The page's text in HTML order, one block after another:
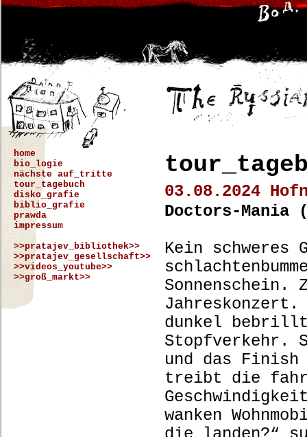
home
bio_logie
nächste auf_tritte
tour_tagebuch
disko_grafie
biblio_grafie
prawda
impressum
>>pratajev_bibliothek>>
>>pratajev_gesellschaft>>
>>videos_youtube>>
>>groß_markt>>
03.08.2024
Doctors-Mania
Kein schweres
Sonnenschein.
Jahreskonzert.
dunkel
Stopfverkehr.
und das
treibt die
wanken